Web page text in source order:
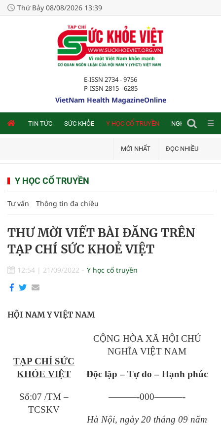
Thứ Bảy 08/08/2026 13:39
E-ISSN 2734 - 9756
P-ISSN 2815 - 6285
VietNam Health MagazineOnline
TIN TỨC SỨC KHỎE Y HỌC CỔ TRUYỀN NGHIÊN CỨU
MỚI NHẤT ĐỌC NHIỀU
Y HỌC CỔ TRUYỀN
Tư vấn Thông tin đa chiều
THƯ MỜI VIẾT BÀI ĐĂNG TRÊN
TẠP CHÍ SỨC KHOẺ VIỆT
12:54 | 21/09/2022 Y học cổ truyền
HỘI NAM Y VIỆT NAM
TẠP CHÍ SỨC
KHỎE VIỆT
Số:07 /TM –
TCSKV
CỘNG HÒA XÃ HỘI CHỦ
NGHĨA VIỆT NAM
Độc lập – Tự do – Hạnh phúc
———-000———-
Hà Nội, ngày20 tháng 09 năm